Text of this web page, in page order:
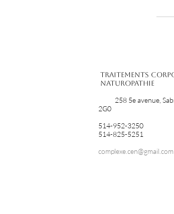
Traitements
Naturopathie
258 5e avenue,
2G0
514-952-3250
514-825-5251
complexe.cen@gmail.com